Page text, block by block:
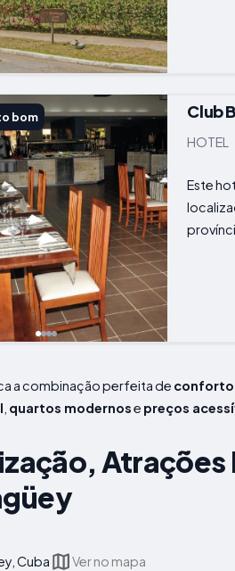
bom Club
HOTEL
Este
a combinação perfeita de conforto
quartos modernose preços
Atrações
Cuba Ver no mapa